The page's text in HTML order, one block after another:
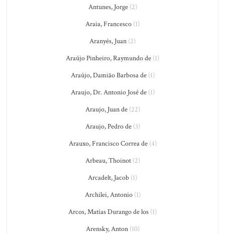
Antunes, Jorge(2)
Araia, Francesco (1)
Aranyés, Juan (2)
Araújo Pinheiro, Raymundo de (1)
Araújo, Damião Barbosa de(1)
Araujo, Dr. Antonio José de(1)
Araujo, Juan de(22)
Araujo, Pedro de(3)
Arauxo, Francisco Correa de(4)
Arbeau, Thoinot(2)
Arcadelt, Jacob (1)
Archilei, Antonio(1)
Arcos, Matías Durango de los (1)
Arensky, Anton(10)